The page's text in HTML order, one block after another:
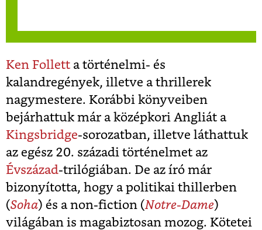
Ken Follett a történelmi- és
kalandregények, illetve a thrillerek
nagymestere. Korábbi könyveiben
bejárhattuk már a középkori Angliát a
Kingsbridge-sorozatban, illetve láthattuk
az egész 20. századi történelmet az
Évszázad-trilógiában. De az író már
bizonyította, hogy a politikai thillerben
(Soha) és a non-fiction (Notre-Dame)
világában is magabiztosan mozog. Kötetei